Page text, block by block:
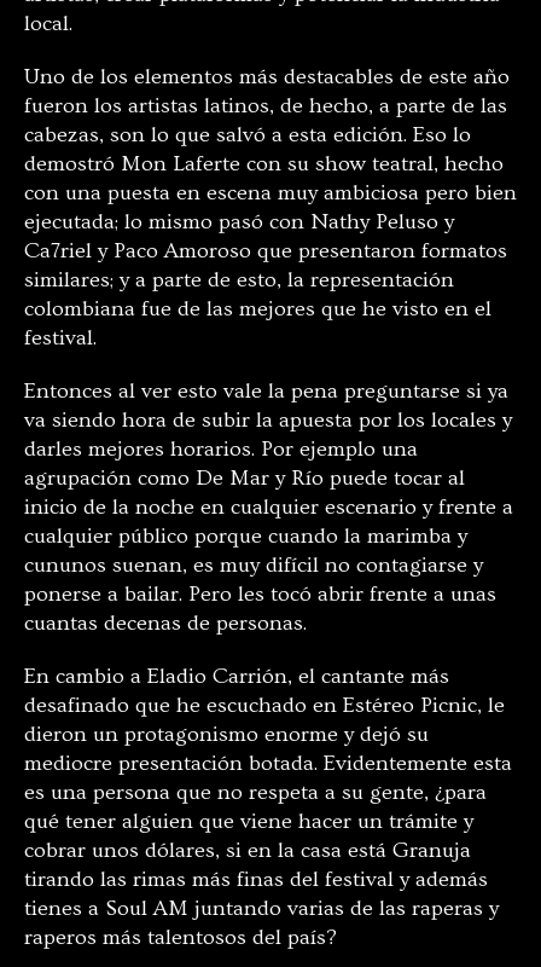
local.
Uno de los elementos más destacables de este año
fueron los artistas latinos, de hecho, a parte de las
cabezas, son lo que salvó a esta edición. Eso lo
demostró Mon Laferte con su show teatral, hecho
con una puesta en escena muy ambiciosa pero bien
ejecutada; lo mismo pasó con Nathy Peluso y
Ca7riel y Paco Amoroso que presentaron formatos
similares; y a parte de esto, la representación
colombiana fue de las mejores que he visto en el
festival.
Entonces al ver esto vale la pena preguntarse si ya
va siendo hora de subir la apuesta por los locales y
darles mejores horarios. Por ejemplo una
agrupación como De Mar y Río puede tocar al
inicio de la noche en cualquier escenario y frente a
cualquier público porque cuando la marimba y
cununos suenan, es muy difícil no contagiarse y
ponerse a bailar. Pero les tocó abrir frente a unas
cuantas decenas de personas.
En cambio a Eladio Carrión, el cantante más
desafinado que he escuchado en Estéreo Picnic, le
dieron un protagonismo enorme y dejó su
mediocre presentación botada. Evidentemente esta
es una persona que no respeta a su gente, ¿para
qué tener alguien que viene hacer un trámite y
cobrar unos dólares, si en la casa está Granuja
tirando las rimas más finas del festival y además
tienes a Soul AM juntando varias de las raperas y
raperos más talentosos del país?